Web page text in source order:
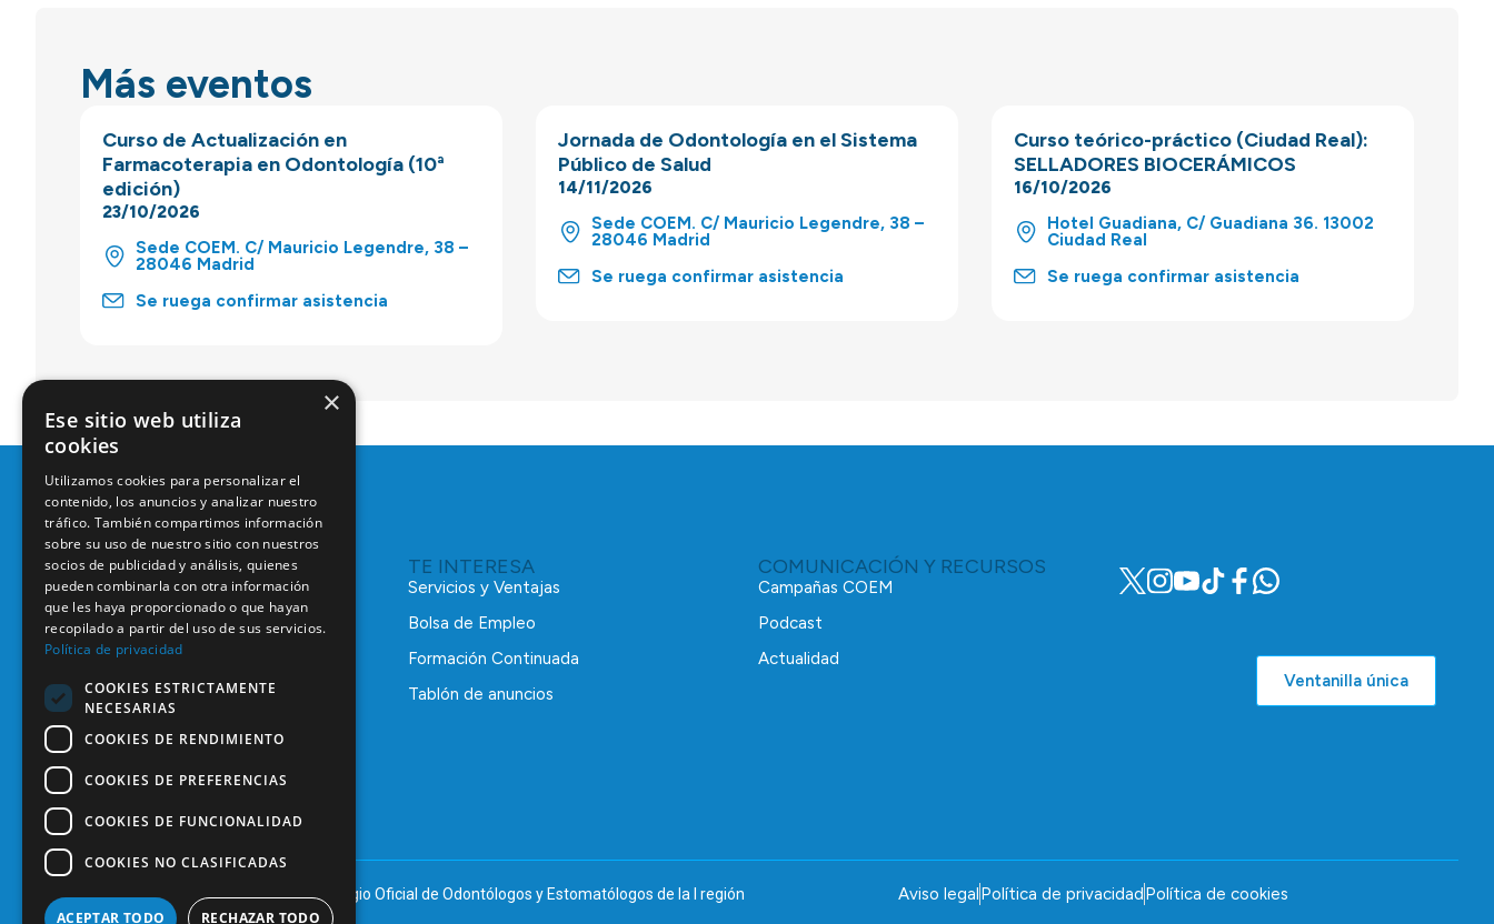
Más eventos
Curso de Actualización en
Farmacoterapia en Odontología (10ª
edición)
23/10/2026
Sede COEM. C/ Mauricio Legendre, 38 –
28046 Madrid
Se ruega confirmar asistencia
Jornada de Odontología en el Sistema
Público de Salud
14/11/2026
Sede COEM. C/ Mauricio Legendre, 38 –
28046 Madrid
Se ruega confirmar asistencia
Curso teórico-práctico (Ciudad Real):
SELLADORES BIOCERÁMICOS
16/10/2026
Hotel Guadiana, C/ Guadiana 36. 13002
Ciudad Real
Se ruega confirmar asistencia
C/ Mauricio Legendre, 38
28046 Madrid
91 561 29 05
informacion@coem.org.es
TE INTERESA
Servicios y Ventajas
Bolsa de Empleo
Formación Continuada
Tablón de anuncios
COMUNICACIÓN Y RECURSOS
Campañas COEM
Podcast
Actualidad
Ventanilla única
© 2025 – COEM – Colegio Oficial de Odontólogos y Estomatólogos de la I región Aviso legalPolítica de privacidadPolítica de cookies
×
Ese sitio web utiliza
cookies
Utilizamos cookies para personalizar el
contenido, los anuncios y analizar nuestro
tráfico. También compartimos información
sobre su uso de nuestro sitio con nuestros
socios de publicidad y análisis, quienes
pueden combinarla con otra información
que les haya proporcionado o que hayan
recopilado a partir del uso de sus servicios.
Política de privacidad
COOKIES ESTRICTAMENTE
NECESARIAS
COOKIES DE RENDIMIENTO
COOKIES DE PREFERENCIAS
COOKIES DE FUNCIONALIDAD
COOKIES NO CLASIFICADAS
ACEPTAR TODO RECHAZAR TODO